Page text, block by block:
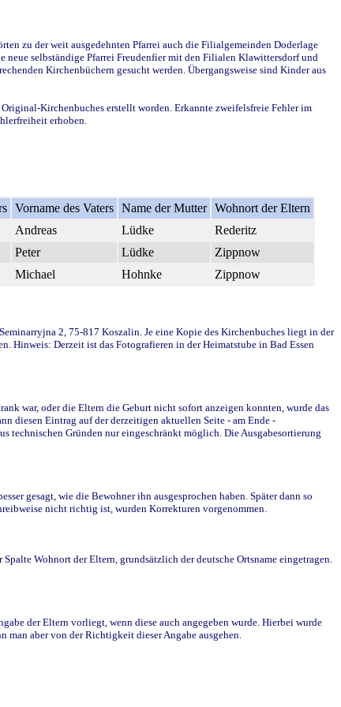
zu der weit ausgedehnten Pfarrei auch die Filialgemeinden Doderlage
selbständige Pfarrei Freudenfier mit den Filialen Klawittersdorf und
Kirchenbüchern gesucht werden. Übergangsweise sind Kinder aus
Kirchenbuches erstellt worden. Erkannte zweifelsfreie Fehler im
erhoben.
Vorname des Vaters Name der Mutter Wohnort der Eltern
Andreas Lüdke
Rederitz
Peter Lüdke
Zippnow
Michael Hohnke Zippnow
2, 75-817 Koszalin. Je eine Kopie des Kirchenbuches liegt in der
Hinweis: Derzeit ist das Fotografieren in der Heimatstube in Bad Essen
war, oder die Eltern die Geburt nicht sofort anzeigen konnten, wurde das
diesen Eintrag auf der derzeitigen aktuellen Seite - am Ende -
technischen Gründen nur eingeschränkt möglich. Die Ausgabesortierung
gesagt, wie die Bewohner ihn ausgesprochen haben. Später dann so
nicht richtig ist, wurden Korrekturen vorgenommen.
Wohnort der Eltern, grundsätzlich der deutsche Ortsname eingetragen.
der Eltern vorliegt, wenn diese auch angegeben wurde. Hierbei wurde
aber von der Richtigkeit dieser Angabe ausgehen.